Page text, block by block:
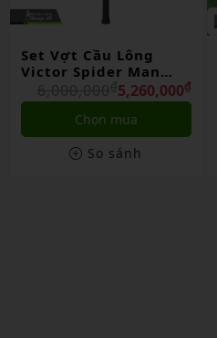
Set Vợt Cầu Lông
Victor Spider Man
Limited
5,260,000₫
6,000,000₫
Chọn mua
So sánh